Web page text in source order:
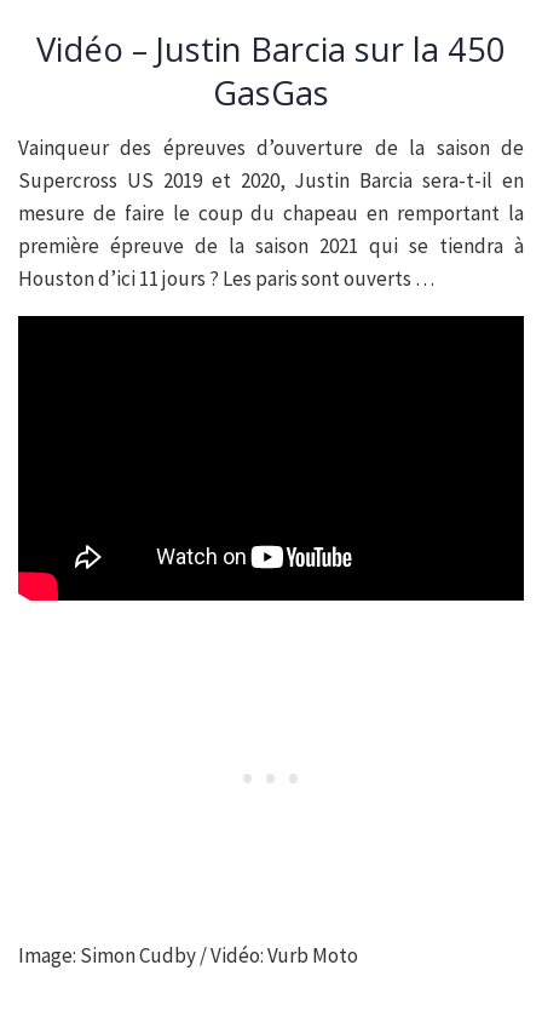
Vidéo – Justin Barcia sur la 450
GasGas
Vainqueur des épreuves d’ouverture de la saison de
Supercross US 2019 et 2020, Justin Barcia sera-t-il en
mesure de faire le coup du chapeau en remportant la
première épreuve de la saison 2021 qui se tiendra à
Houston d’ici 11 jours ? Les paris sont ouverts …
Image: Simon Cudby / Vidéo: Vurb Moto